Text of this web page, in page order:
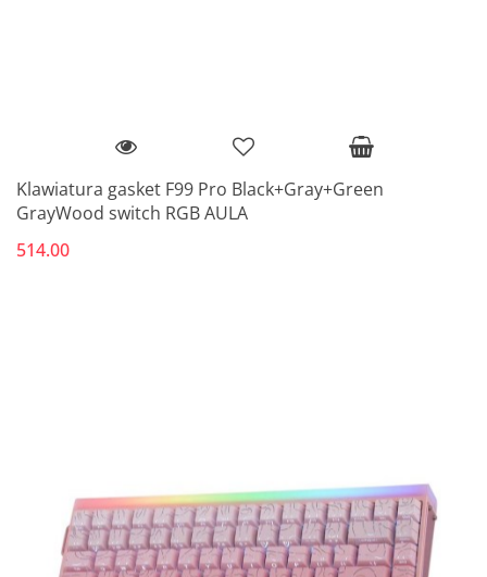
Klawiatura gasket F99 Pro Black+Gray+Green
GrayWood switch RGB AULA
514.00